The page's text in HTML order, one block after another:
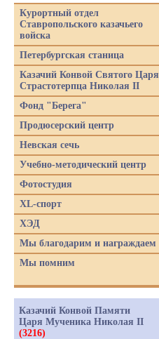
Курортный отдел
Ставропольского казачьего
войска
Петербургская станица
Казачий Конвой Святого Царя
Страстотерпца Николая II
Фонд "Берега"
Продюсерский центр
Невская сечь
Учебно-методический центр
Фотостудия
XL-спорт
ХЭД
Мы благодарим и награждаем
Мы помним
Казачий Конвой Памяти
Царя Мученика Николая II
(3216)